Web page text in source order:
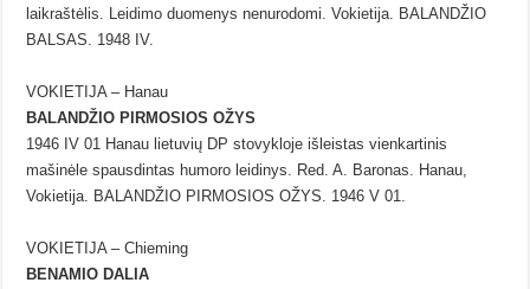
laikraštėlis. Leidimo duomenys nenurodomi. Vokietija. BALANDŽIO
BALSAS. 1948 IV.
VOKIETIJA – Hanau
BALANDŽIO PIRMOSIOS OŽYS
1946 IV 01 Hanau lietuvių DP stovykloje išleistas vienkartinis
mašinėle spausdintas humoro leidinys. Red. A. Baronas. Hanau,
Vokietija. BALANDŽIO PIRMOSIOS OŽYS. 1946 V 01.
VOKIETIJA – Chieming
BENAMIO DALIA